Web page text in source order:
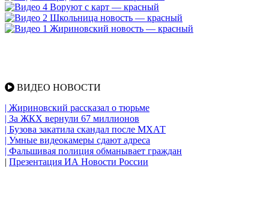
ВИДЕО НОВОСТИ
| Жириновский рассказал о тюрьме
| За ЖКХ вернули 67 миллионов
| Бузова закатила скандал после МХАТ
| Умные видеокамеры сдают адреса
| Фальшивая полиция обманывает граждан
| Презентация ИА Новости России